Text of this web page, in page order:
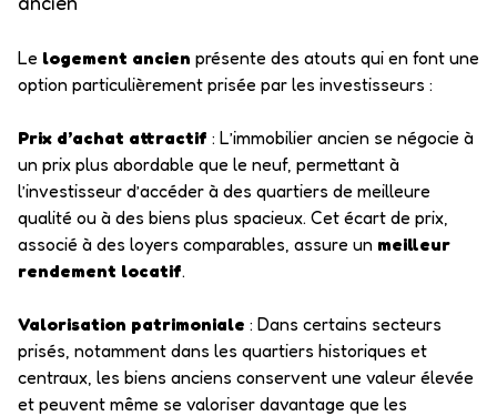
Le logement ancien présente des atouts qui en font une
option particulièrement prisée par les investisseurs :
Prix d’achat attractif : L’immobilier ancien se négocie à
un prix plus abordable que le neuf, permettant à
l’investisseur d’accéder à des quartiers de meilleure
qualité ou à des biens plus spacieux. Cet écart de prix,
associé à des loyers comparables, assure un meilleur
rendement locatif.
Valorisation patrimoniale : Dans certains secteurs
prisés, notamment dans les quartiers historiques et
centraux, les biens anciens conservent une valeur élevée
et peuvent même se valoriser davantage que les